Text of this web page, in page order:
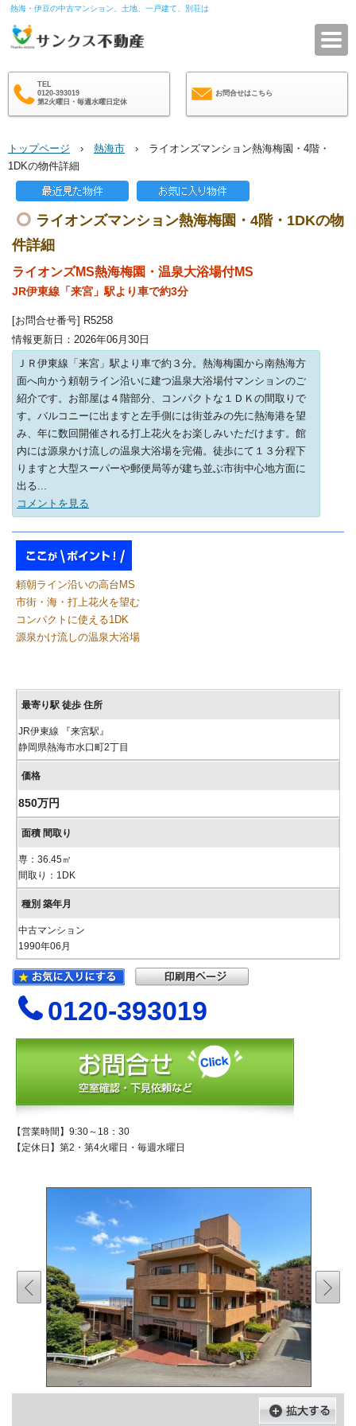
熱海・伊豆の中古マンション、土地、一戸建て、別荘は
TEL
0120-393019
第2火曜日・毎週水曜日定休
お問合せはこちら
トップページ › 熱海市 › ライオンズマンション熱海梅園・4階・
1DKの物件詳細
ライオンズマンション熱海梅園・4階・1DKの物
件詳細
ライオンズMS熱海梅園・温泉大浴場付MS
JR伊東線「来宮」駅より車で約3分
[お問合せ番号] R5258
情報更新日：2026年06月30日
ＪＲ伊東線「来宮」駅より車で約３分。熱海梅園から南熱海方
面へ向かう頼朝ライン沿いに建つ温泉大浴場付マンションのご
紹介です。お部屋は４階部分、コンパクトな１ＤＫの間取りで
す。バルコニーに出ますと左手側には街並みの先に熱海港を望
み、年に数回開催される打上花火をお楽しみいただけます。館
内には源泉かけ流しの温泉大浴場を完備。徒歩にて１３分程下
りますと大型スーパーや郵便局等が建ち並ぶ市街中心地方面に
出る...
コメントを見る
頼朝ライン沿いの高台MS
市街・海・打上花火を望む
コンパクトに使える1DK
源泉かけ流しの温泉大浴場
JR伊東線 『来宮駅』
静岡県熱海市水口町2丁目
850万円
専：36.45㎡
間取り：1DK
中古マンション
1990年06月
0120-393019
【営業時間】9:30～18：30
【定休日】第2・第4火曜日・毎週水曜日